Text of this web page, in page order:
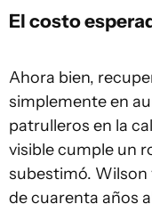
El costo
Ahora bien,
simplemente en
patrulleros en la
visible cumple un
subestimó. Wilson
de cuarenta años